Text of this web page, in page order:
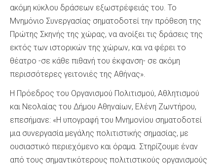
ακόμη κύκλου δράσεων εξωστρέφειάς του. Το
Μνημόνιο Συνεργασίας σηματοδοτεί την πρόθεση της
Πρώτης Σκηνής της χώρας, να ανοίξει τις δράσεις της
εκτός των ιστορικών της χώρων, και να φέρει το
θέατρο -σε κάθε πιθανή του έκφανση- σε ακόμη
περισσότερες γειτονιές της Αθήνας».
Η Πρόεδρος του Οργανισμού Πολιτισμού, Αθλητισμού
και Νεολαίας του Δήμου Αθηναίων, Ελένη Ζωντήρου,
επεσήμανε: «Η υπογραφή του Μνημονίου σηματοδοτεί
μια συνεργασία μεγάλης πολιτιστικής σημασίας, με
ουσιαστικό περιεχόμενο και όραμα. Στηρίζουμε έναν
από τους σημαντικότερους πολιτιστικούς οργανισμούς